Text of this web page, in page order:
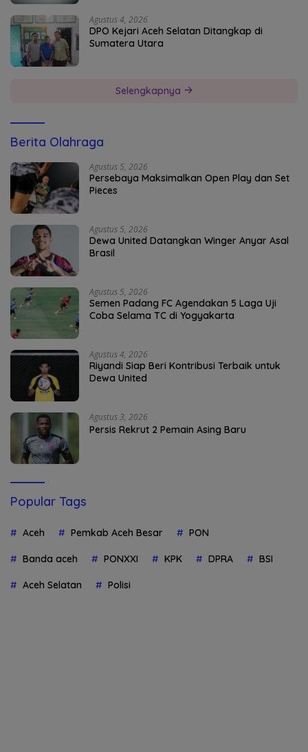
Agustus 4, 2026
DPO Kejari Aceh Selatan Ditangkap di
Sumatera Utara
Selengkapnya
Berita Olahraga
Agustus 5, 2026
Persebaya Maksimalkan Open Play dan Set
Pieces
Agustus 5, 2026
Dewa United Datangkan Winger Anyar Asal
Brasil
Agustus 5, 2026
Semen Padang FC Agendakan 5 Laga Uji
Coba Selama TC di Yogyakarta
Agustus 4, 2026
Riyandi Siap Beri Kontribusi Terbaik untuk
Dewa United
Agustus 3, 2026
Persis Rekrut 2 Pemain Asing Baru
Popular Tags
Aceh Pemkab Aceh Besar PON
Banda aceh PONXXI KPK DPRA BSI
Aceh Selatan Polisi